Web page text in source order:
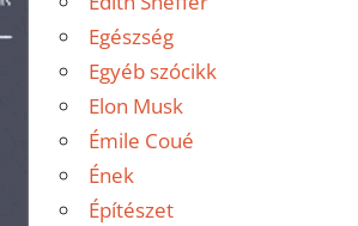
Egészség
Egyéb szócikk
Elon Musk
Émile Coué
Ének
Építészet